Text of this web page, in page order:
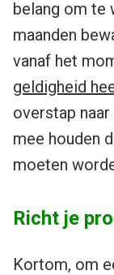
belang om te
maanden
vanaf het
geldigheid
overstap
mee houden
moeten
Richt je
Kortom, om